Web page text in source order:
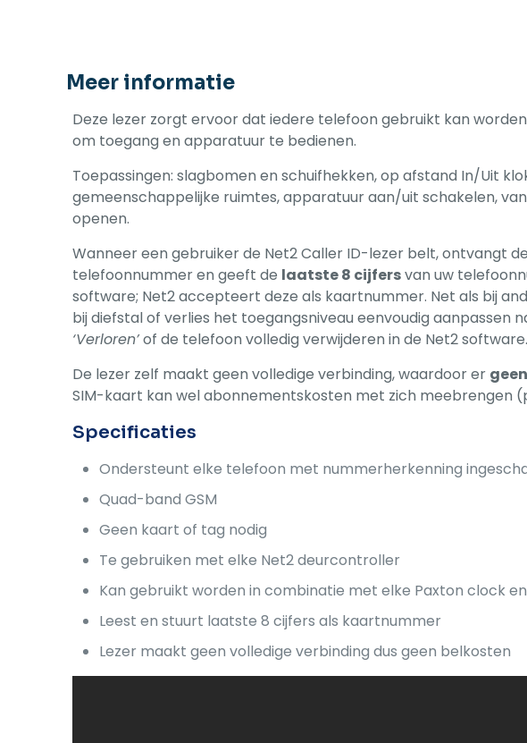
Meer informatie
Deze lezer zorgt ervoor dat iedere telefoon gebruikt kan
om toegang en apparatuur te bedienen.
Toepassingen: slagbomen en schuifhekken, op afstand In/Uit
gemeenschappelijke ruimtes, apparatuur aan/uit schakelen,
openen.
Wanneer een gebruiker de Net2 Caller ID-lezer belt, ontvangt
telefoonnummer en geeft de laatste 8 cijfersvan uw
software; Net2 accepteert deze als kaartnummer. Net als bij
bij diefstal of verlies het toegangsniveau eenvoudig aanpassen
‘Verloren’of de telefoon volledig verwijderen in de Net2 software.
De lezer zelf maakt geen volledige verbinding, waardoor er
SIM-kaart kan wel abonnementskosten met zich meebrengen
Specificaties
Ondersteunt elke telefoon met nummerherkenning
Quad-band GSM
Geen kaart of tag nodig
Te gebruiken met elke Net2 deurcontroller
Kan gebruikt worden in combinatie met elke Paxton clock
Leest en stuurt laatste 8 cijfers als kaartnummer
Lezer maakt geen volledige verbinding dus geen belkosten